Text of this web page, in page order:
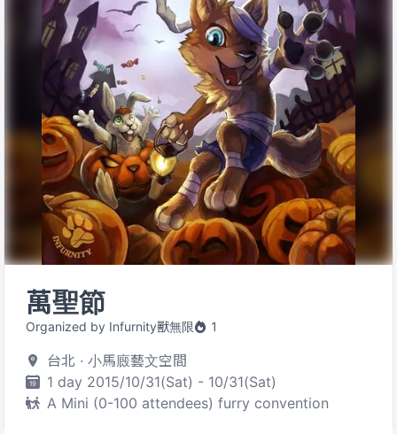
萬聖節
Organized by Infurnity獸無限 1
台北 · 小馬廄藝文空間
1 day 2015/10/31(Sat) - 10/31(Sat)
A Mini (0-100 attendees) furry convention